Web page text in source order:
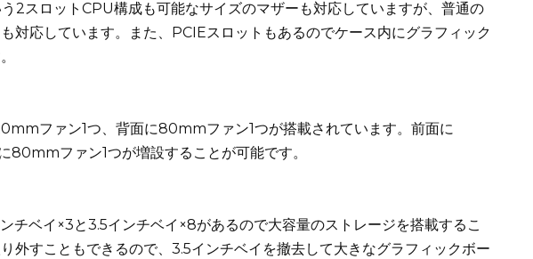
2スロットCPU構成も可能なサイズのマザーも対応していますが、普通の
対応しています。また、PCIEスロットもあるのでケース内にグラフィック
ファン1つ、背面に80mmファン1つが搭載されています。前面に
80mmファン1つが増設することが可能です。
チベイ×3と3.5インチベイ×8があるので大容量のストレージを搭載するこ
外すこともできるので、3.5インチベイを撤去して大きなグラフィックボー